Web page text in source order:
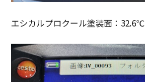
エシカルプロクール塗装面：32.6℃